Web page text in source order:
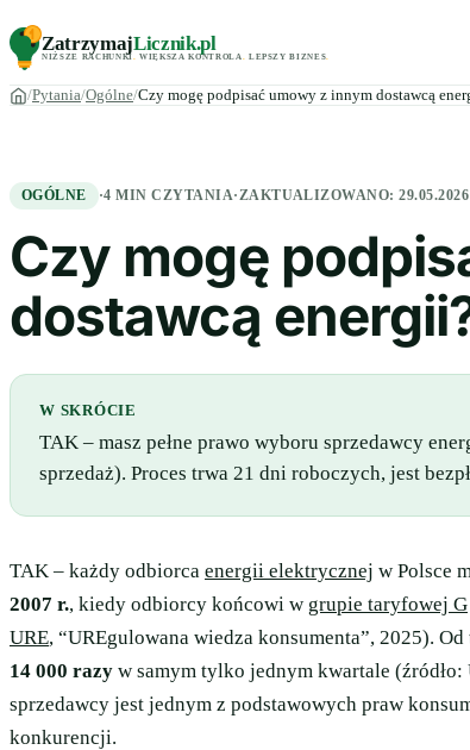
ZatrzymajLicznik.pl
NIŻSZE RACHUNKI WIĘKSZA KONTROLA LEPSZY BIZNES
Pytania Ogólne Czy mogę podpisać umowy z innym dostawcą
OGÓLNE ·4 MIN CZYTANIA·ZAKTUALIZOWANO:29.05.2026
Czy mogę
dostawcą
W SKRÓCIE
TAK – masz pełne prawo wyboru sprzedawcy
sprzedaż). Proces trwa 21 dni roboczych, jest
TAK – każdy odbiorca energii elektrycznej w Polsce
2007 r., kiedy odbiorcy końcowi w grupie taryfowej G
URE, “UREgulowana wiedza konsumenta”, 2025).
14 000 razy w samym tylko jednym kwartale
sprzedawcy jest jednym z podstawowych praw
konkurencji.